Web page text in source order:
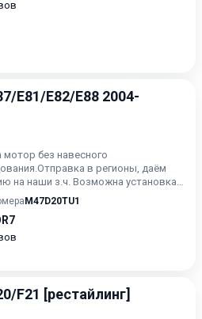
E81/E82/E88 2004-
мотор без навесного
в регионы, даём
на наши з.ч. Возможна установка
на нашем СТО, будьте гот...
M47D20TU1
F21 [рестайлинг]